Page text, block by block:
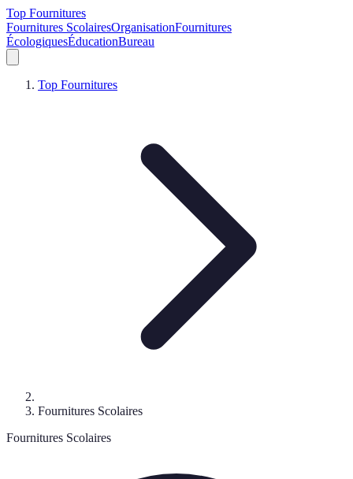
Top Fournitures
Fournitures ScolairesOrganisationFournitures
ÉcologiquesÉducationBureau
Top Fournitures
Fournitures Scolaires
Fournitures Scolaires